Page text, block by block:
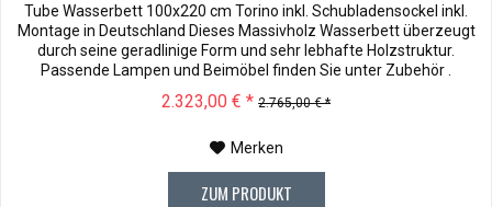
Tube Wasserbett 100x220 cm Torino inkl. Schubladensockel inkl.
Montage in Deutschland Dieses Massivholz Wasserbett überzeugt
durch seine geradlinige Form und sehr lebhafte Holzstruktur.
Passende Lampen und Beimöbel finden Sie unter Zubehör .
Ihnen versendet werden. Bei Rücksendung werden Ihnen die 10,00
2.323,00 € * 2.765,00 € *
Merken
ZUM PRODUKT